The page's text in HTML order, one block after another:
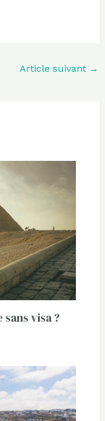
Article suivant →
visa ?